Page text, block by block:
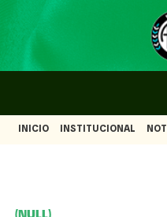
INICIO INSTITUCIONAL
(NULL)